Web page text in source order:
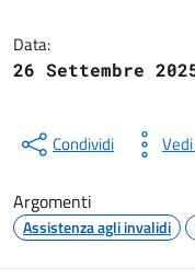
Data:
26 Settembre
Condividi
Argomenti
Assistenza agli invalidi